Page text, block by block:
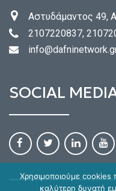
Αστυδάμαντος 49,
2107220837,
SOCIAL
Χρησιμοποιούμε cookies
καλύτερη δυνατή